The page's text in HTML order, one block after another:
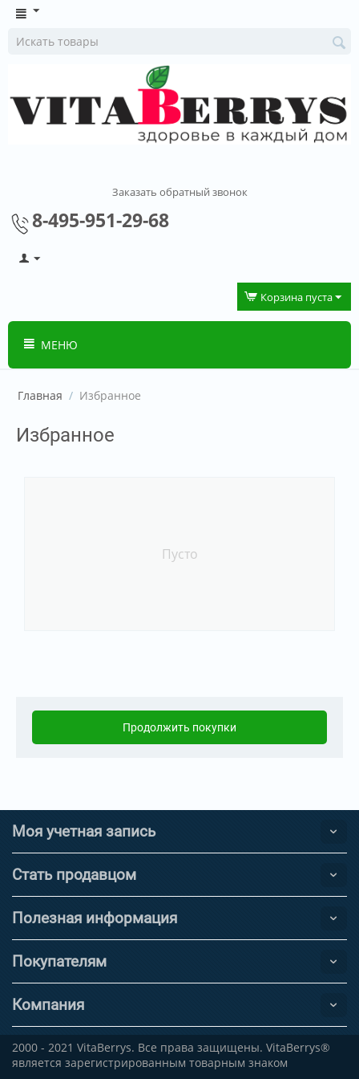
Заказать обратный звонок
8-495-951-29-68
Корзина пуста
МЕНЮ
Главная / Избранное
Избранное
Пусто
Продолжить покупки
Моя учетная запись
Стать продавцом
Полезная информация
Покупателям
Компания
2000 - 2021 VitaBerrys. Все права защищены. VitaBerrys®
является зарегистрированным товарным знаком